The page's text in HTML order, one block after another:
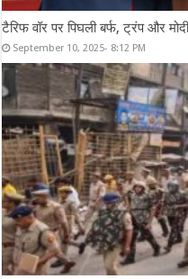
टैरिफ वॉर पर पिघली बर्फ, ट्रंप और
September 10, 2025- 8:12 PM